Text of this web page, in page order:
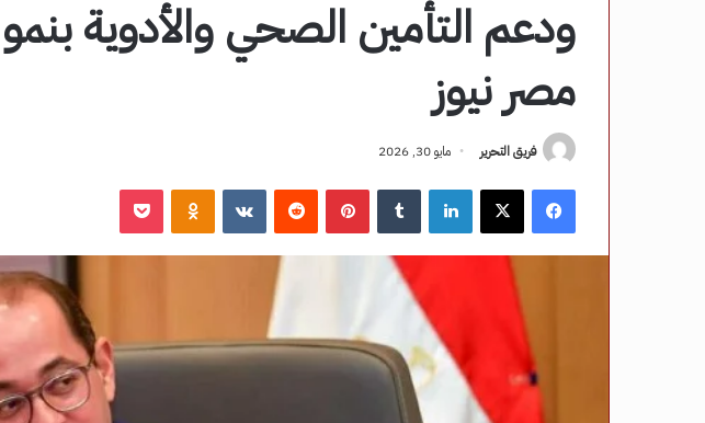
مصر نيوز
فريق التحرير مايو 30, 2026
فيسبوك ‫X لينكدإن بينتيريست ‏VKontakte